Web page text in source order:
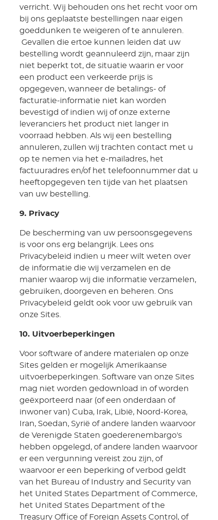
verricht. Wij behouden ons het recht voor om
bij ons geplaatste bestellingen naar eigen
goeddunken te weigeren of te annuleren.
Gevallen die ertoe kunnen leiden dat uw
bestelling wordt geannuleerd zijn, maar zijn
niet beperkt tot, de situatie waarin er voor
een product een verkeerde prijs is
opgegeven, wanneer de betalings- of
facturatie-informatie niet kan worden
bevestigd of indien wij of onze externe
leveranciers het product niet langer in
voorraad hebben. Als wij een bestelling
annuleren, zullen wij trachten contact met u
op te nemen via het e-mailadres, het
factuuradres en/of het telefoonnummer dat u
heeftopgegeven ten tijde van het plaatsen
van uw bestelling.
9. Privacy
De bescherming van uw persoonsgegevens
is voor ons erg belangrijk. Lees ons
Privacybeleid indien u meer wilt weten over
de informatie die wij verzamelen en de
manier waarop wij die informatie verzamelen,
gebruiken, doorgeven en beheren. Ons
Privacybeleid geldt ook voor uw gebruik van
onze Sites.
10. Uitvoerbeperkingen
Voor software of andere materialen op onze
Sites gelden er mogelijk Amerikaanse
uitvoerbeperkingen. Software van onze Sites
mag niet worden gedownload in of worden
geëxporteerd naar (of een onderdaan of
inwoner van) Cuba, Irak, Libië, Noord-Korea,
Iran, Soedan, Syrië of andere landen waarvoor
de Verenigde Staten goederenembargo's
hebben opgelegd, of andere landen waarvoor
er een vergunning vereist zou zijn, of
waarvoor er een beperking of verbod geldt
van het Bureau of Industry and Security van
het United States Department of Commerce,
het United States Department of the
Treasury Office of Foreign Assets Control, of